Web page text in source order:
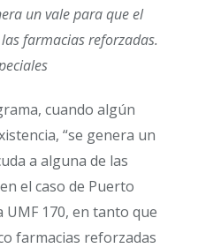
un vale para que el
farmacias reforzadas.
cuando algún
“se genera un
a alguna de las
el caso de Puerto
UMF 170, en tanto que
farmacias reforzadas